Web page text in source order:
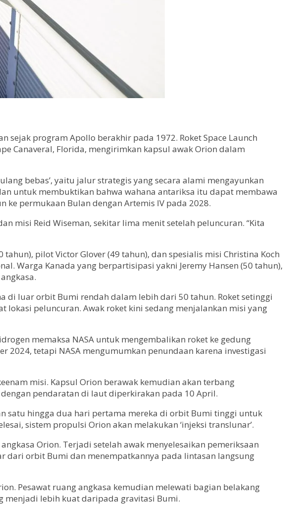
sejak program Apollo berakhir pada 1972. Roket Space Launch
Canaveral, Florida, mengirimkan kapsul awak Orion dalam
bebas’, yaitu jalur strategis yang secara alami mengayunkan
untuk membuktikan bahwa wahana antariksa itu dapat membawa
ke permukaan Bulan dengan Artemis IV pada 2028.
misi Reid Wiseman, sekitar lima menit setelah peluncuran. “Kita
pilot Victor Glover (49 tahun), dan spesialis misi Christina Koch
Warga Kanada yang berpartisipasi yakni Jeremy Hansen (50 tahun),
di luar orbit Bumi rendah dalam lebih dari 50 tahun. Roket setinggi
peluncuran. Awak roket kini sedang menjalankan misi yang
memaksa NASA untuk mengembalikan roket ke gedung
tetapi NASA mengumumkan penundaan karena investigasi
misi. Kapsul Orion berawak kemudian akan terbang
pendaratan di laut diperkirakan pada 10 April.
satu hingga dua hari pertama mereka di orbit Bumi tinggi untuk
sistem propulsi Orion akan melakukan ‘injeksi translunar’.
Orion. Terjadi setelah awak menyelesaikan pemeriksaan
dari orbit Bumi dan menempatkannya pada lintasan langsung
Pesawat ruang angkasa kemudian melewati bagian belakang
menjadi lebih kuat daripada gravitasi Bumi.